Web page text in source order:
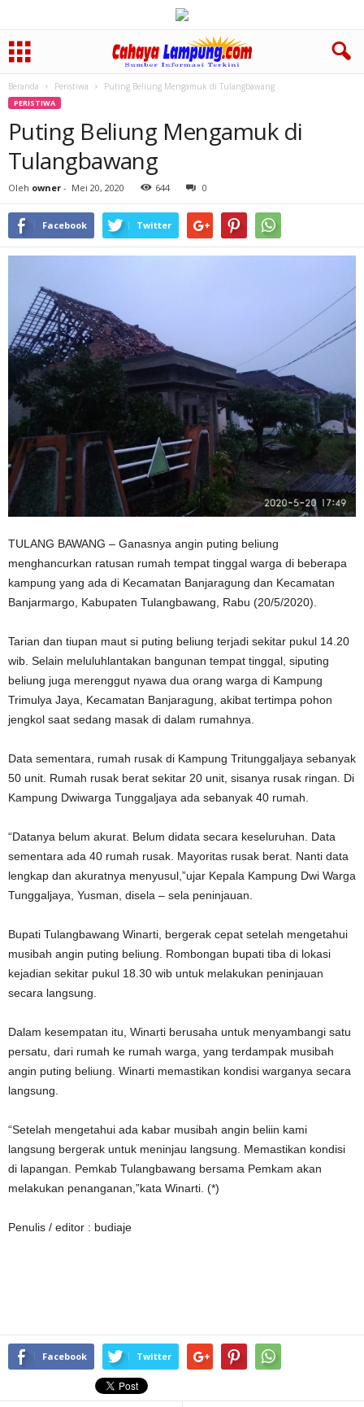
Beranda Peristiwa Puting Beliung Mengamuk di Tulangbawang
PERISTIWA
Puting Beliung Mengamuk di
Tulangbawang
Oleh owner - Mei 20, 2020 644 0
Facebook Twitter
TULANG BAWANG – Ganasnya angin puting beliung
menghancurkan ratusan rumah tempat tinggal warga di beberapa
kampung yang ada di Kecamatan Banjaragung dan Kecamatan
Banjarmargo, Kabupaten Tulangbawang, Rabu (20/5/2020).
Tarian dan tiupan maut si puting beliung terjadi sekitar pukul 14.20
wib. Selain meluluhlantakan bangunan tempat tinggal, siputing
beliung juga merenggut nyawa dua orang warga di Kampung
Trimulya Jaya, Kecamatan Banjaragung, akibat tertimpa pohon
jengkol saat sedang masak di dalam rumahnya.
Data sementara, rumah rusak di Kampung Tritunggaljaya sebanyak
50 unit. Rumah rusak berat sekitar 20 unit, sisanya rusak ringan. Di
Kampung Dwiwarga Tunggaljaya ada sebanyak 40 rumah.
“Datanya belum akurat. Belum didata secara keseluruhan. Data
sementara ada 40 rumah rusak. Mayoritas rusak berat. Nanti data
lengkap dan akuratnya menyusul,”ujar Kepala Kampung Dwi Warga
Tunggaljaya, Yusman, disela – sela peninjauan.
Bupati Tulangbawang Winarti, bergerak cepat setelah mengetahui
musibah angin puting beliung. Rombongan bupati tiba di lokasi
kejadian sekitar pukul 18.30 wib untuk melakukan peninjauan
secara langsung.
Dalam kesempatan itu, Winarti berusaha untuk menyambangi satu
persatu, dari rumah ke rumah warga, yang terdampak musibah
angin puting beliung. Winarti memastikan kondisi warganya secara
langsung.
“Setelah mengetahui ada kabar musibah angin beliin kami
langsung bergerak untuk meninjau langsung. Memastikan kondisi
di lapangan. Pemkab Tulangbawang bersama Pemkam akan
melakukan penanganan,”kata Winarti. (*)
Penulis / editor : budiaje
Facebook Twitter